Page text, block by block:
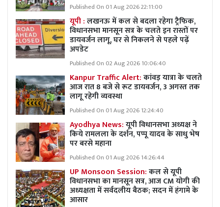
Published On 01 Aug 2026 22:11:00
यूपी :लखनऊ में कल से बदला रहेगा ट्रैफिक,
विधानसभा मानसून सत्र के चलते इन रास्तों पर
डायवर्जन लागू, घर से निकलने से पहले पढ़ें
अपडेट
Published On 02 Aug 2026 10:06:40
Kanpur Traffic Alert:कांवड़ यात्रा के चलते
आज रात 8 बजे से रूट डायवर्जन, 3 अगस्त तक
लागू रहेगी व्यवस्था
Published On 01 Aug 2026 12:24:40
Ayodhya News:यूपी विधानसभा अध्यक्ष ने
किये रामलला के दर्शन, पप्पू यादव के साधु भेष
पर बरसे महाना
Published On 01 Aug 2026 14:26:44
UP Monsoon Session:कल से यूपी
विधानसभा का मानसून सत्र, आज CM योगी की
अध्यक्षता में सर्वदलीय बैठक; सदन में हंगामे के
आसार